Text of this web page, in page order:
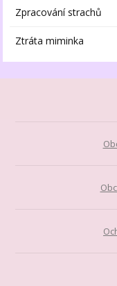
Zpracování strachů
Ztráta miminka